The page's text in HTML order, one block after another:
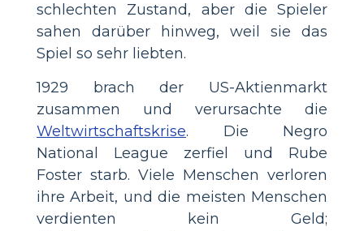
schlechten Zustand, aber die Spieler
sahen darüber hinweg, weil sie das
Spiel so sehr liebten.
1929 brach der US-Aktienmarkt
zusammen und verursachte die
Weltwirtschaftskrise. Die Negro
National League zerfiel und Rube
Foster starb. Viele Menschen verloren
ihre Arbeit, und die meisten Menschen
verdienten kein Geld;